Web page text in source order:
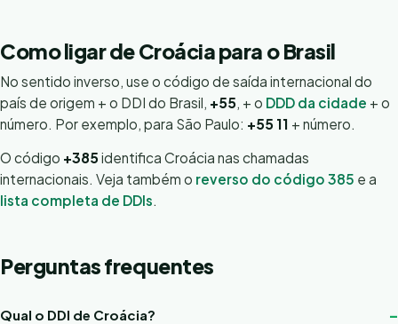
Como ligar de Croácia para o Brasil
No sentido inverso, use o código de saída internacional do
país de origem + o DDI do Brasil, +55, + o DDD da cidade + o
número. Por exemplo, para São Paulo: +55 11 + número.
O código +385 identifica Croácia nas chamadas
internacionais. Veja também o reverso do código 385 e a
lista completa de DDIs.
Perguntas frequentes
Qual o DDI de Croácia?